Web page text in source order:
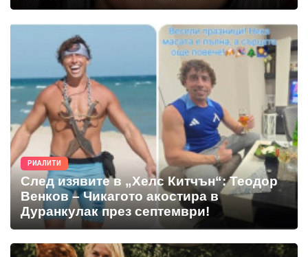
РИАЛИТИ
След изявите в „Хелс Китчън“: Теодор
Венков – Чикагото акостира в
Дуранкулак през септември!